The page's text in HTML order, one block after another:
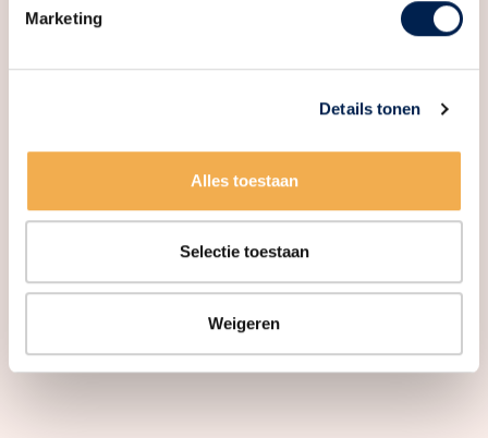
Marketing
Details tonen
Alles toestaan
Selectie toestaan
Weigeren
Zettershof gaat binnenkort in verkoop!